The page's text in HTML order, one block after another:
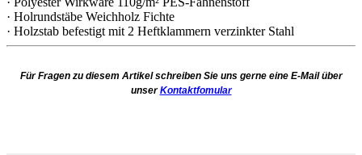
· Holrundstäbe Weichholz Fichte
· Holzstab befestigt mit 2 Heftklammern verzinkter Stahl
Für Fragen zu diesem Artikel schreiben Sie uns gerne eine E-Mail über
unserKontaktfomular